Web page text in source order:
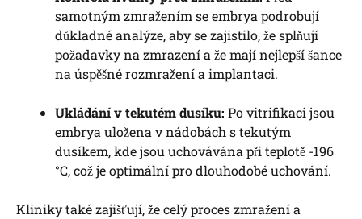
samotným zmražením se embrya podrobují
důkladné analýze, aby se zajistilo, že splňují
požadavky na zmrazení a že mají nejlepší šance
na úspěšné rozmražení a implantaci.
Ukládání v tekutém dusíku: Po vitrifikaci jsou
embrya uložena v nádobách s tekutým
dusíkem, kde jsou uchovávána při teplotě -196
°C, což je optimální pro dlouhodobé uchování.
Kliniky také zajišťují, že celý proces zmražení a